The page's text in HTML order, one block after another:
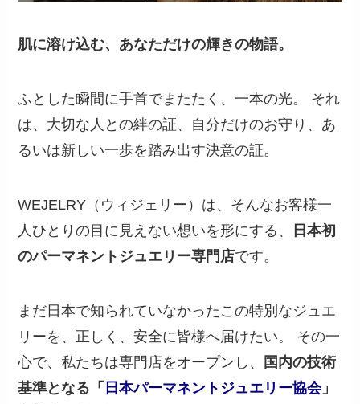
肌に溶け込む、あなただけの輝きの物語。
ふとした瞬間に手首でまたたく、一本の光。 それ
は、大切な人との絆の証、自分だけのお守り、あ
るいは新しい一歩を踏み出す決意の証。
WEJELRY（ウィジェリー）は、そんなお客様一
人ひとりの目に見えない想いを形にする、
日本初
のパーマネントジュエリー専門店です。
まだ日本で知られていなかったこの特別なジュエ
リーを、正しく、安全に皆様へ届けたい。 その一
心で、私たちは専門店をオープンし、
国内の技術
基準となる「 日本パーマネントジュエリー協会」